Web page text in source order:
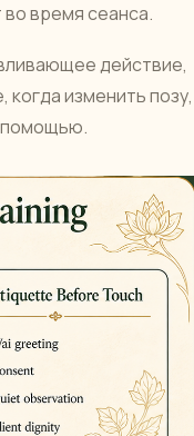
время сеанса.
действие,
изменить позу,
помощью.